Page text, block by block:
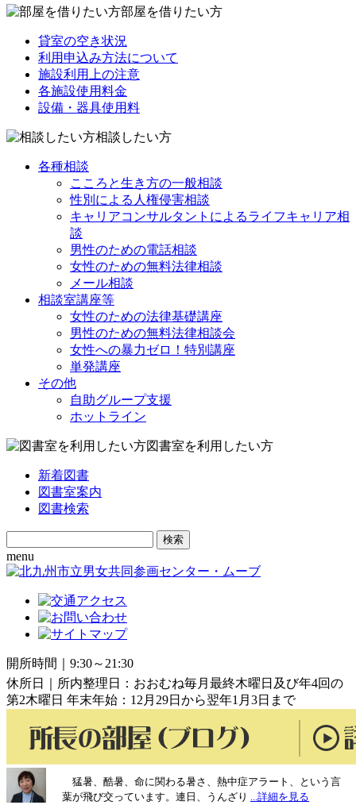
部屋を借りたい方
貸室の空き状況
利用申込み方法について
施設利用上の注意
各施設使用料金
設備・器具使用料
相談したい方
各種相談
こころと生き方の一般相談
性別による人権侵害相談
キャリアコンサルタントによるライフキャリア相
談
男性のための電話相談
女性のための無料法律相談
メール相談
相談室講座等
女性のための法律基礎講座
男性のための無料法律相談会
女性への暴力ゼロ！特別講座
単発講座
その他
自助グループ支援
ホットライン
図書室を利用したい方
新着図書
図書室案内
図書検索
Search
for:
menu
開所時間｜9:30～21:30
休所日｜所内整理日：おおむね毎月最終木曜日及び年4回の
第2木曜日 年末年始：12月29日から翌年1月3日まで
猛暑、酷暑、命に関わる暑さ、熱中症アラート、という言
葉が飛び交っています。連日、うんざり ...詳細を見る